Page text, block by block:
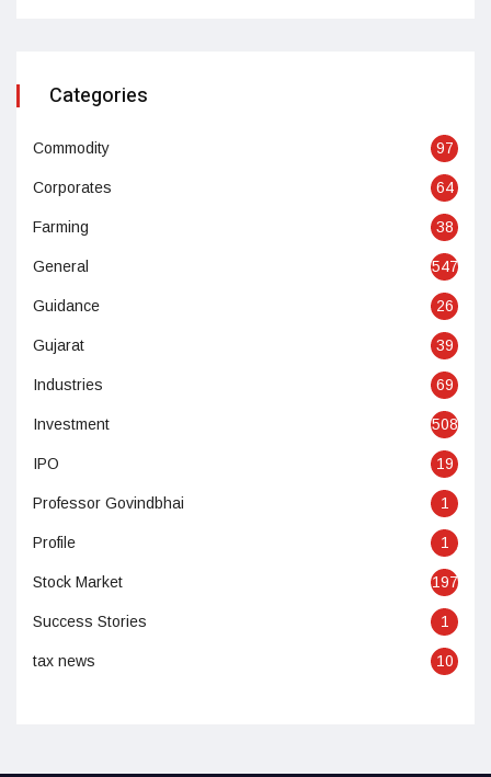
Categories
Commodity 97
Corporates 64
Farming 38
General 547
Guidance 26
Gujarat 39
Industries 69
Investment 508
IPO 19
Professor Govindbhai 1
Profile 1
Stock Market 197
Success Stories 1
tax news 10